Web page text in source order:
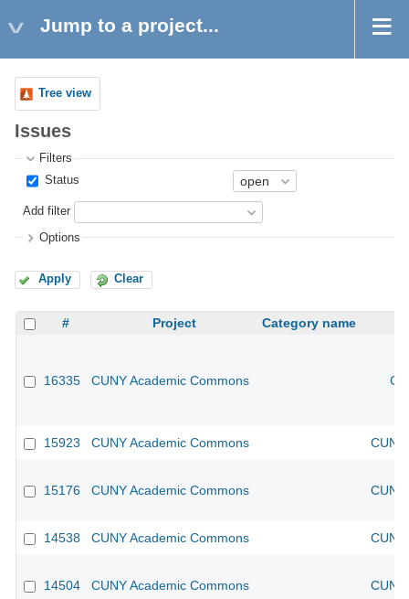
Jump to a project...
Tree view
Issues
Filters
Status
Add filter
Options
Apply Clear
# Project Category name
16335 CUNY Academic Commons
15923 CUNY Academic Commons
15176 CUNY Academic Commons
14538 CUNY Academic Commons
14504 CUNY Academic Commons